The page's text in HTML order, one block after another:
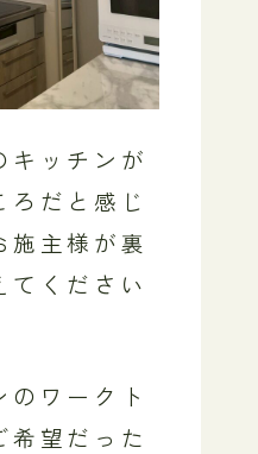
キッチンが
ろだと感じ
施主様が裏
てください
のワークト
希望だった